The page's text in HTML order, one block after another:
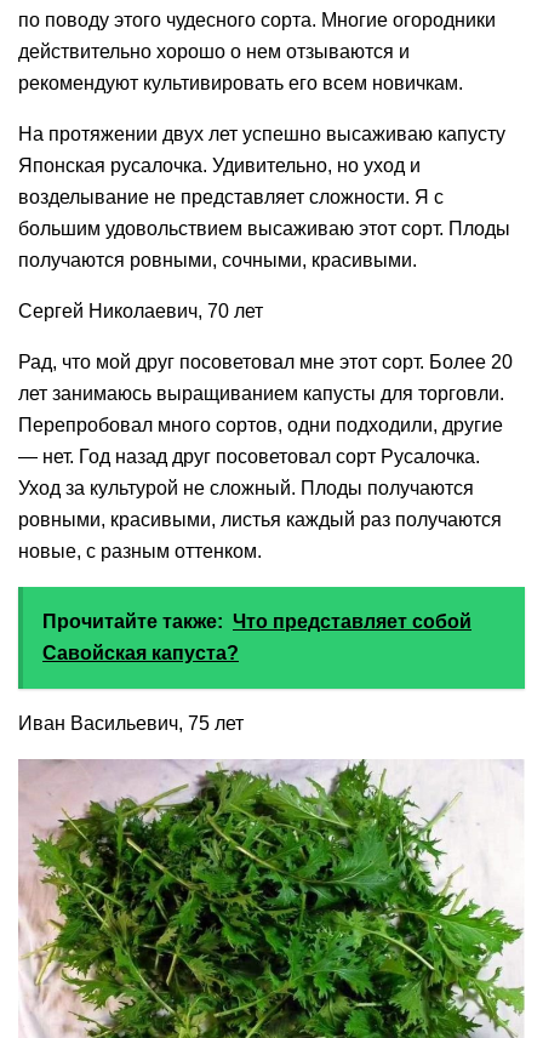
по поводу этого чудесного сорта. Многие огородники
действительно хорошо о нем отзываются и
рекомендуют культивировать его всем новичкам.
На протяжении двух лет успешно высаживаю капусту
Японская русалочка. Удивительно, но уход и
возделывание не представляет сложности. Я с
большим удовольствием высаживаю этот сорт. Плоды
получаются ровными, сочными, красивыми.
Сергей Николаевич, 70 лет
Рад, что мой друг посоветовал мне этот сорт. Более 20
лет занимаюсь выращиванием капусты для торговли.
Перепробовал много сортов, одни подходили, другие
— нет. Год назад друг посоветовал сорт Русалочка.
Уход за культурой не сложный. Плоды получаются
ровными, красивыми, листья каждый раз получаются
новые, с разным оттенком.
Прочитайте также: Что представляет собой
Савойская капуста?
Иван Васильевич, 75 лет